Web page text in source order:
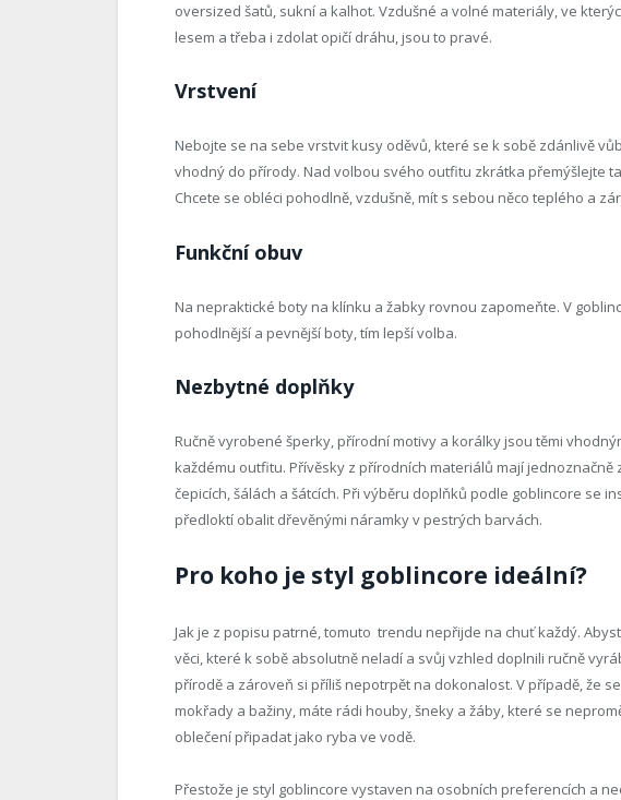
oversized šatů, sukní a kalhot. Vzdušné a volné materiály, ve
lesem a třeba i zdolat opičí dráhu, jsou to pravé.
Vrstvení
Nebojte se na sebe vrstvit kusy oděvů, které se k sobě zdánlivě
vhodný do přírody. Nad volbou svého outfitu zkrátka přemýšlejte
Chcete se obléci pohodlně, vzdušně, mít s sebou něco teplého a
Funkční obuv
Na nepraktické boty na klínku a žabky rovnou zapomeňte. V
pohodlnější a pevnější boty, tím lepší volba.
Nezbytné doplňky
Ručně vyrobené šperky, přírodní motivy a korálky jsou těmi
každému outfitu. Přívěsky z přírodních materiálů mají
čepicích, šálách a šátcích. Při výběru doplňků podle goblincore se
předloktí obalit dřevěnými náramky v pestrých barvách.
Pro koho je styl goblincore ideální?
Jak je z popisu patrné, tomuto trendu nepřijde na chuť každý.
věci, které k sobě absolutně neladí a svůj vzhled doplnili ručně
přírodě a zároveň si příliš nepotrpět na dokonalost. V případě, že
mokřady a bažiny, máte rádi houby, šneky a žáby, které se
oblečení připadat jako ryba ve vodě.
Přestože je styl goblincore vystaven na osobních preferencích a